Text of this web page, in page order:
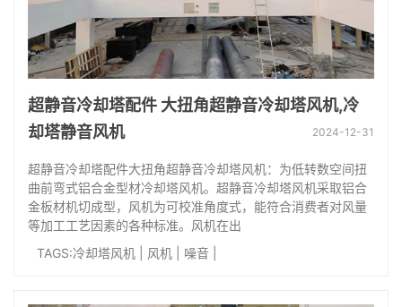
超静音冷却塔配件 大扭角超静音冷却塔风机,冷
却塔静音风机
2024-12-31
超静音冷却塔配件大扭角超静音冷却塔风机：为低转数空间扭
曲前弯式铝合金型材冷却塔风机。超静音冷却塔风机采取铝合
金板材机切成型，风机为可校准角度式，能符合消费者对风量
等加工工艺因素的各种标准。风机在出
TAGS:冷却塔风机 风机 噪音